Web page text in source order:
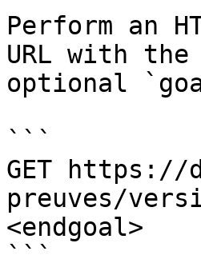
Perform an
URL with
optional
```
GET
preuves/
<endgoal>
```